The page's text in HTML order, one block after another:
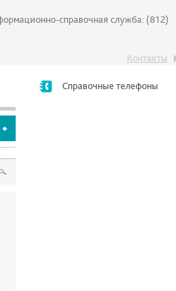
справочная служба: (812)
Контакты
Справочные телефоны